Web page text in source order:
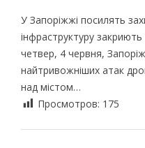
У Запоріжжі посилять
інфраструктуру
четвер, 4 червня,
найтривожніших атак
над містом…
Просмотров: 175